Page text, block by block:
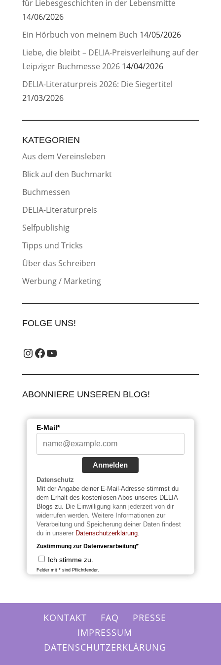
für Liebesgeschichten in der Lebensmitte
14/06/2026
Ein Hörbuch von meinem Buch 14/05/2026
Liebe, die bleibt – DELIA-Preisverleihung auf der
Leipziger Buchmesse 2026 14/04/2026
DELIA-Literaturpreis 2026: Die Siegertitel
21/03/2026
KATEGORIEN
Aus dem Vereinsleben
Blick auf den Buchmarkt
Buchmessen
DELIA-Literaturpreis
Selfpublishig
Tipps und Tricks
Über das Schreiben
Werbung / Marketing
FOLGE UNS!
Instagram_label
Facebook-LabelYouTube-Label
ABONNIERE UNSEREN BLOG!
E-Mail*
Anmelden
Datenschutz
Mit der Angabe deiner E-Mail-Adresse stimmst du
dem Erhalt des kostenlosen Abos unseres DELIA-
Blogs zu. Die Einwilligung kann jederzeit von dir
widerrufen werden. Weitere Informationen zur
Verarbeitung und Speicherung deiner Daten findest
du in unserer Datenschutzerklärung.
Zustimmung zur Datenverarbeitung*
Ich stimme zu.
Felder mit * sind Pflichtfender.
KONTAKT FAQ
PRESSE
IMPRESSUM
DATENSCHUTZERKLÄRUNG